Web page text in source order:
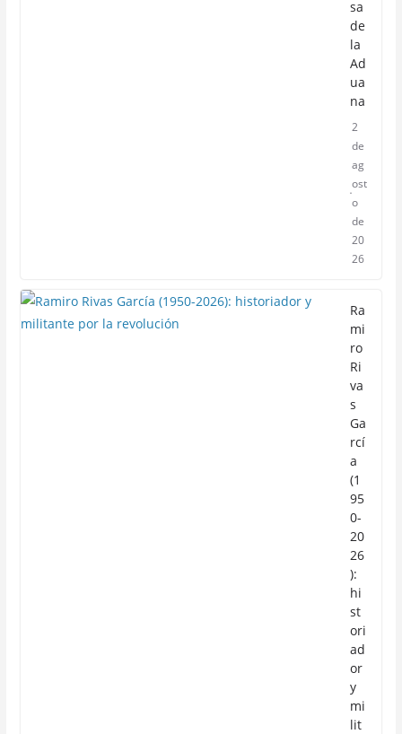
sa
de
la
Ad
ua
na
2
de
ag
ost
o
de
20
26
Ra
mi
ro
Ri
va
s
Ga
rcí
a
(1
95
0-
20
26
):
hi
st
ori
ad
or
y
mi
lit